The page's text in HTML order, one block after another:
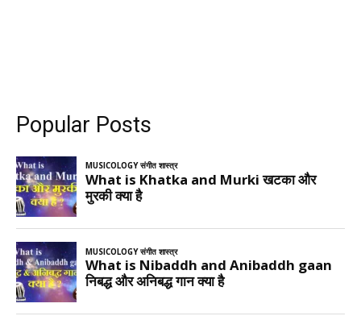
Popular Posts